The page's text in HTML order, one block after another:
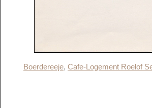
Boerdereeje, Cafe-Logement Roelof